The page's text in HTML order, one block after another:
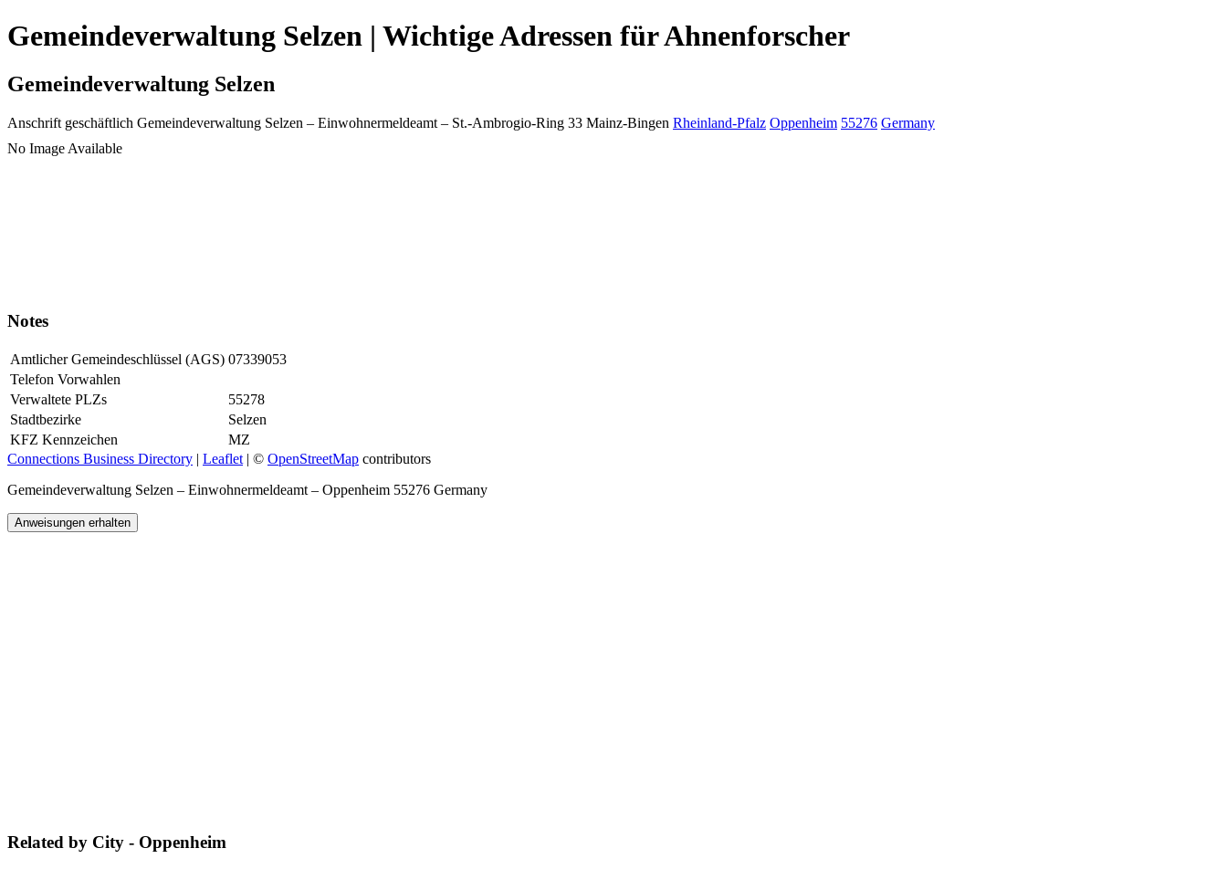
Gemeindeverwaltung Selzen | Wichtige Adressen für Ahnenforscher
Gemeindeverwaltung Selzen
Anschrift geschäftlich Gemeindeverwaltung Selzen – Einwohnermeldeamt – St.-Ambrogio-Ring 33 Mainz-Bingen Rheinland-Pfalz Oppenheim 55276 Germany
No Image Available
Notes
Amtlicher Gemeindeschlüssel (AGS) 07339053
Telefon Vorwahlen
Verwaltete PLZs
55278
Stadtbezirke
Selzen
KFZ Kennzeichen
MZ
Connections Business Directory | Leaflet | © OpenStreetMap contributors
Gemeindeverwaltung Selzen – Einwohnermeldeamt – Oppenheim 55276 Germany
Anweisungen erhalten
Related by City - Oppenheim